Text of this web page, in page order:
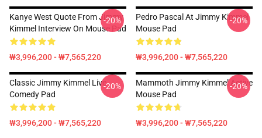
Kanye West Quote From Jimmy
Kimmel Interview On Mouse Pad
₩3,996,200 - ₩7,565,220
-20%
Pedro Pascal At Jimmy Kimmel
Mouse Pad
₩3,996,200 - ₩7,565,220
-20%
Classic Jimmy Kimmel Live
Comedy Pad
₩3,996,200 - ₩7,565,220
-20%
Mammoth Jimmy Kimmel Active
Mouse Pad
₩3,996,200 - ₩7,565,220
-20%